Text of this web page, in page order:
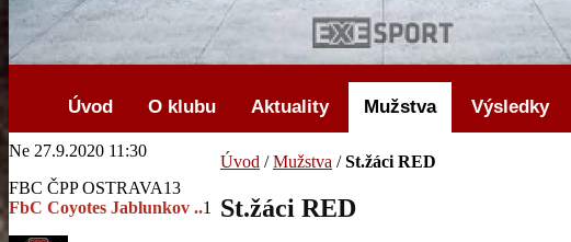
Ne 27.9.2020 11:30
FBC ČPP OSTRAVA13
FbC Coyotes Jablunkov ..1
Úvod /Mužstva /St.žáci RED
St.žáci RED
Úvod O klubu Aktuality Mužstva Výsledky